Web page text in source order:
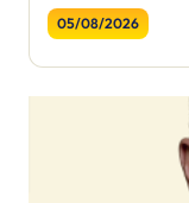
05/08/2026